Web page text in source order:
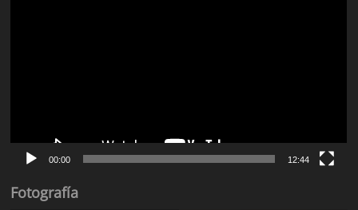
00:00 12:44
Fotografía